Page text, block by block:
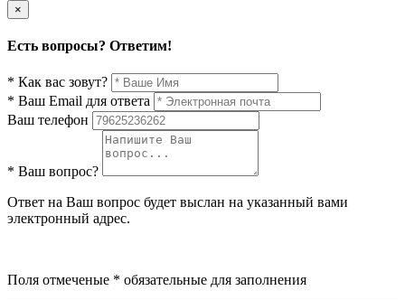
×
Есть вопросы? Ответим!
* Как вас зовут?
* Ваш Email для ответа
Ваш телефон
* Ваш вопрос?
Ответ на Ваш вопрос будет выслан на указанный вами
электронный адрес.
Поля отмеченые * обязательные для заполнения